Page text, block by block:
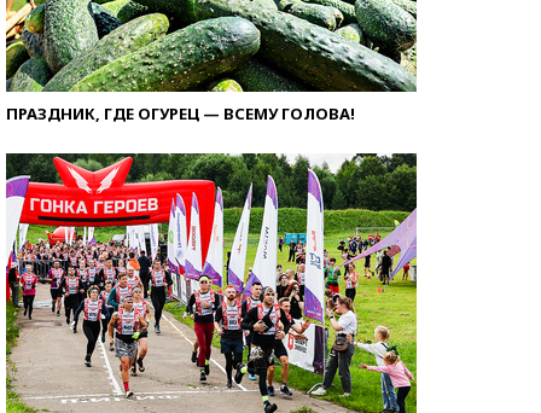
ПРАЗДНИК, ГДЕ ОГУРЕЦ — ВСЕМУ ГОЛОВА!